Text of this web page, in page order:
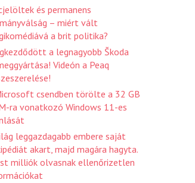
és permanens
– miért vált
a brit politika?
a legnagyobb Škoda
Videón a Peaq
csendben törölte a 32 GB
ra vonatkozó Windows 11-es
leggazdagabb embere saját
akart, majd magára hagyta.
milliók olvasnak ellenőrizetlen